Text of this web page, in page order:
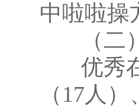
中啦啦操
（二）
优秀在
（17人